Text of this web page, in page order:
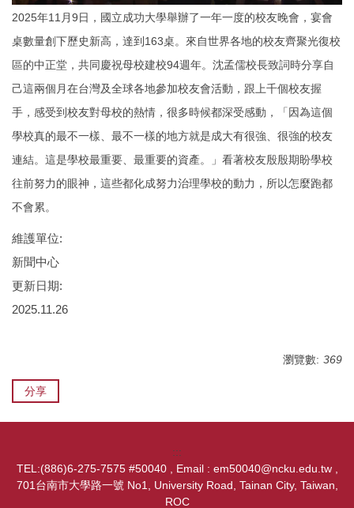
2025年11月9日，國立成功大學舉辦了一年一度的校友晚會，宴會
桌數量創下歷史新高，達到163桌。來自世界各地的校友齊聚光復校
區的中正堂，共同慶祝母校建校94週年。沈孟儒校長致詞時分享自
己這兩個月在台灣及全球各地參加校友會活動，跟上千個校友握
手，感受到校友對母校的熱情，很多時候都深受感動，「因為這個
學校真的最不一樣、最不一樣的地方就是成大有很強、很強的校友
連結。這是學校最重要、最重要的資產。」看著校友殷殷期盼學校
往前努力的眼神，這些都化成努力治理學校的動力，所以怎麼跑都
不會累。
維護單位:
新聞中心
更新日期:
2025.11.26
瀏覽數: 369
分享
:::
TEL:(886)6-275-7575 #50040 , Email : em50040@ncku.edu.tw ,
701台南市大學路一號 No1, University Road, Tainan City, Taiwan,
ROC